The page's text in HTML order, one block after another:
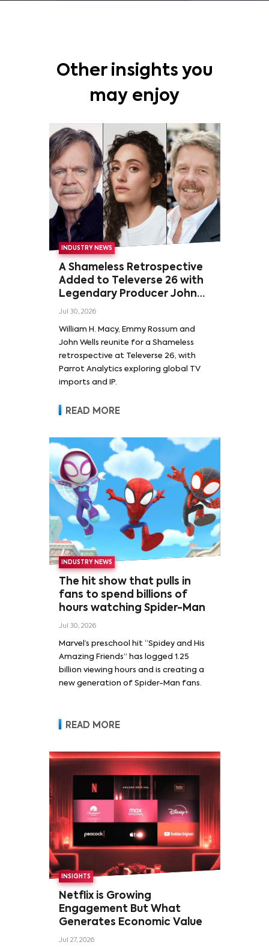
Other insights you
may enjoy
INDUSTRY NEWS
A Shameless Retrospective
Added to Televerse 26 with
Legendary Producer John
Wells and Series’ Stars
Rossum
Jul 30, 2026
William H. Macy, Emmy Rossum and
John Wells reunite for a Shameless
retrospective at Televerse 26, with
Parrot Analytics exploring global TV
imports and IP.
READ MORE
INDUSTRY NEWS
The hit show that pulls in
fans to spend billions of
hours watching Spider-Man
Jul 30, 2026
Marvel’s preschool hit “Spidey and His
Amazing Friends” has logged 1.25
billion viewing hours and is creating a
new generation of Spider-Man fans.
READ MORE
INSIGHTS
Netflix is Growing
Engagement But What
Generates Economic Value
Jul 27, 2026